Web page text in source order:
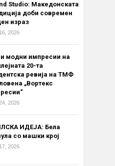
Studio: Македонската
доби современ
израз
2026
модни импресии на
20-та
ревија на ТМФ
„Вортекс
2026
ИДЕЈА: Бела
со машки крој
2026